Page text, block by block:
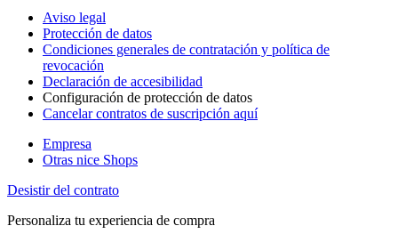
Aviso legal
Protección de datos
Condiciones generales de contratación y política de
revocación
Declaración de accesibilidad
Configuración de protección de datos
Cancelar contratos de suscripción aquí
Empresa
Otras nice Shops
Desistir del contrato
Personaliza tu experiencia de compra